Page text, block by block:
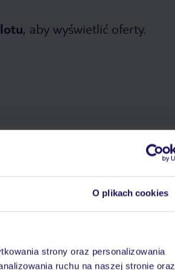
O plikach cookies
strony oraz personalizowania
ruchu na naszej stronie oraz
, aby wyświetlić oferty.
24/7
krajach